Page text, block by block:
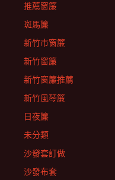
推薦窗簾
斑馬簾
新竹市窗簾
新竹窗簾
新竹窗簾推薦
新竹風琴簾
日夜簾
未分類
沙發套訂做
沙發布套